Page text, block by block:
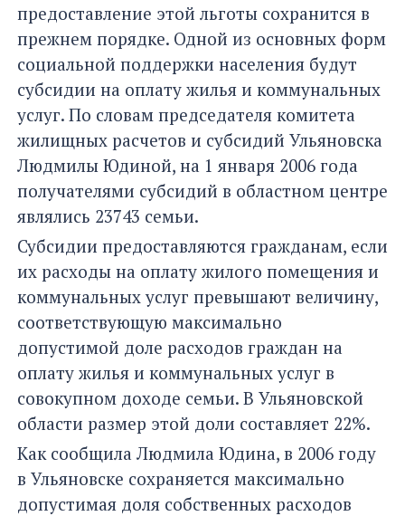
предоставление этой льготы сохранится в
прежнем порядке. Одной из основных форм
социальной поддержки населения будут
субсидии на оплату жилья и коммунальных
услуг. По словам председателя комитета
жилищных расчетов и субсидий Ульяновска
Людмилы Юдиной, на 1 января 2006 года
получателями субсидий в областном центре
являлись 23743 семьи.
Субсидии предоставляются гражданам, если
их расходы на оплату жилого помещения и
коммунальных услуг превышают величину,
соответствующую максимально
допустимой доле расходов граждан на
оплату жилья и коммунальных услуг в
совокупном доходе семьи. В Ульяновской
области размер этой доли составляет 22%.
Как сообщила Людмила Юдина, в 2006 году
в Ульяновске сохраняется максимально
допустимая доля собственных расходов